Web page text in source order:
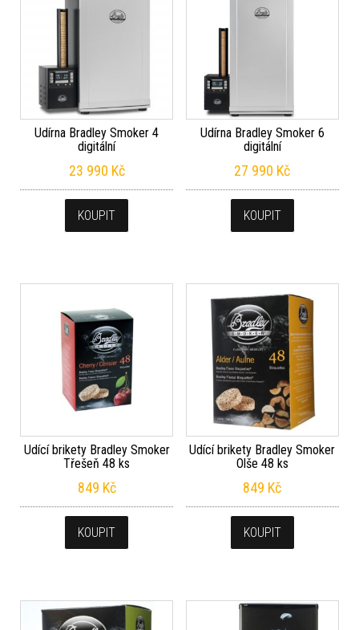
Udírna Bradley Smoker 4
digitální
23 990 Kč
KOUPIT
Udírna Bradley Smoker 6
digitální
27 990 Kč
KOUPIT
Udící brikety Bradley Smoker
Třešeň 48 ks
849 Kč
KOUPIT
Udící brikety Bradley Smoker
Olše 48 ks
849 Kč
KOUPIT